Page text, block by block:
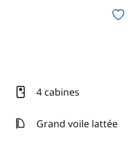
4 cabines
Grand voile lattée